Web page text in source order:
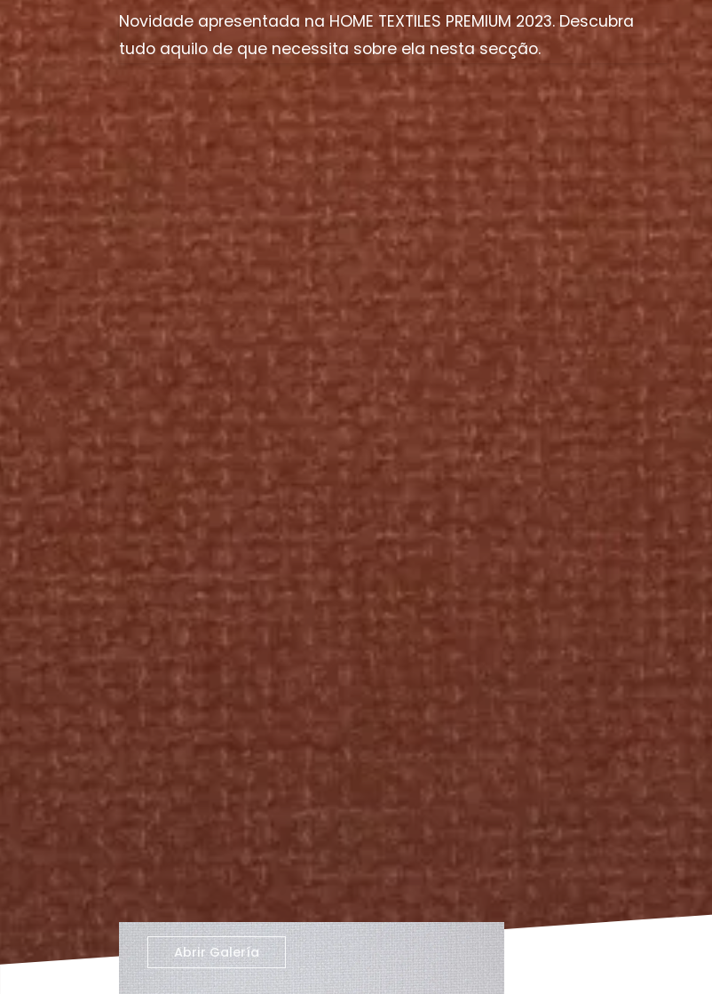
Novidade apresentada na HOME TEXTILES PREMIUM 2023. Descubra
tudo aquilo de que necessita sobre ela nesta secção.
Abrir Galería